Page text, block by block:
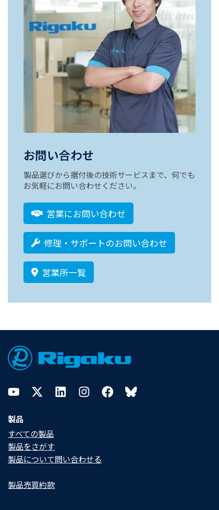
お問い合わせ
製品選びから据付後の技術サービスまで、何でも
お気軽にお問い合わせください。
営業にお問い合わせ
修理・サポートのお問い合わせ
営業所一覧
Footer
YouTubeTwitterLinkedInInstagramFacebookBluesky
製品
すべての製品
製品をさがす
製品について問い合わせる​
製品売買約款